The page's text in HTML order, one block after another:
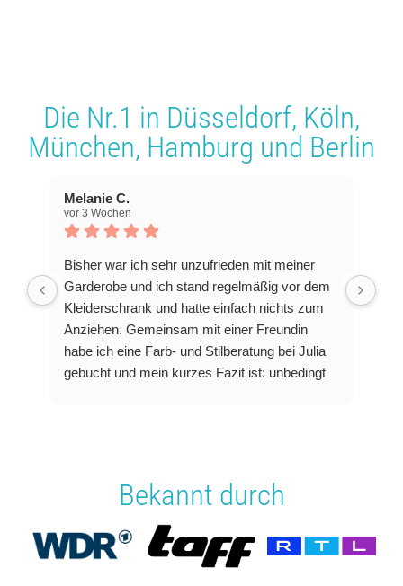
Die Nr.1 in Düsseldorf, Köln,
München, Hamburg und Berlin
Melanie C.
vor 3 Wochen
Bisher war ich sehr unzufrieden mit meiner
Garderobe und ich stand regelmäßig vor dem
Kleiderschrank und hatte einfach nichts zum
Anziehen. Gemeinsam mit einer Freundin
habe ich eine Farb- und Stilberatung bei Julia
gebucht und mein kurzes Fazit ist: unbedingt
mich gab es ganz viele Aha-Momente und nun
weiß ich welche Farben mir stehen, welche
Silhouette ich eigentlich habe und worauf ich
achten kann, um zukünftig Fehlkäufe zu
vermeiden. Neben der Farbberatung stellt Julia
Bekannt durch